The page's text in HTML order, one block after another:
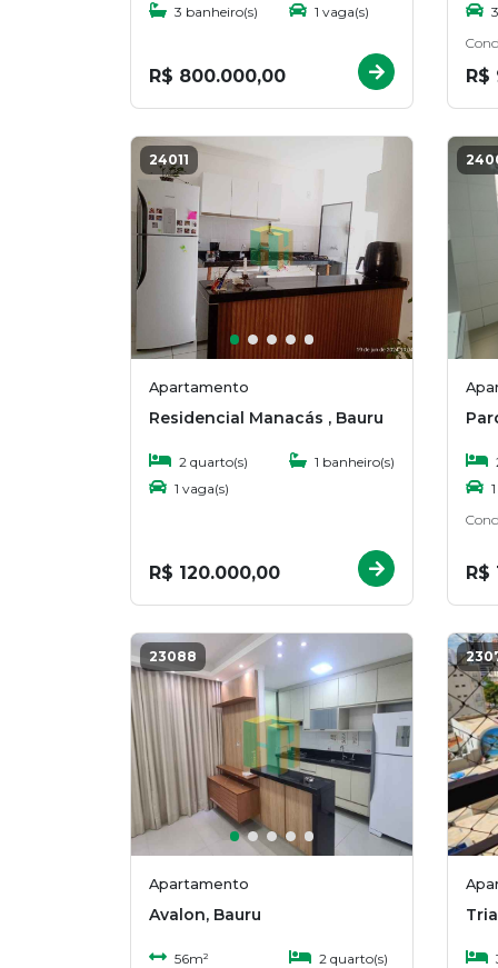
3 banheiro(s)
1 vaga(s)
R$ 800.000,00 R$
24011
Apartamento
Residencial Manacás , Bauru
2 quarto(s)
1 banheiro(s)
1 vaga(s)
R$ 120.000,00 R$
23088
Apartamento
Avalon, Bauru
56m²
2 quarto(s)